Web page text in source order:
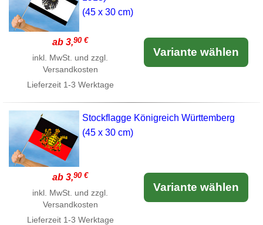
(45 x 30 cm)
ab 3,90 €
inkl. MwSt. und zzgl.
Versandkosten
Lieferzeit 1-3 Werktage
Variante wählen
Stockflagge Königreich Württemberg
(45 x 30 cm)
ab 3,90 €
inkl. MwSt. und zzgl.
Versandkosten
Lieferzeit 1-3 Werktage
Variante wählen